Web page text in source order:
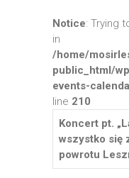
Notice: Trying
in
/home/
public_html/
events-
line 210
Koncert pt.
wszystko się
powrotu